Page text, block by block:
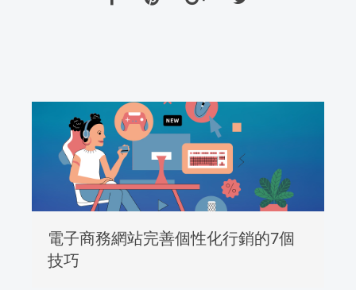
電子商務網站完善個性化行銷的7個
技巧